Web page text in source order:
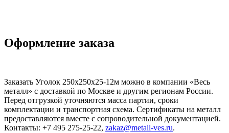
Оформление заказа
Заказать Уголок 250х250х25-12м можно в компании «Весь
металл» с доставкой по Москве и другим регионам России.
Перед отгрузкой уточняются масса партии, сроки
комплектации и транспортная схема. Сертификаты на металл
предоставляются вместе с сопроводительной документацией.
Контакты: +7 495 275-25-22, zakaz@metall-ves.ru.